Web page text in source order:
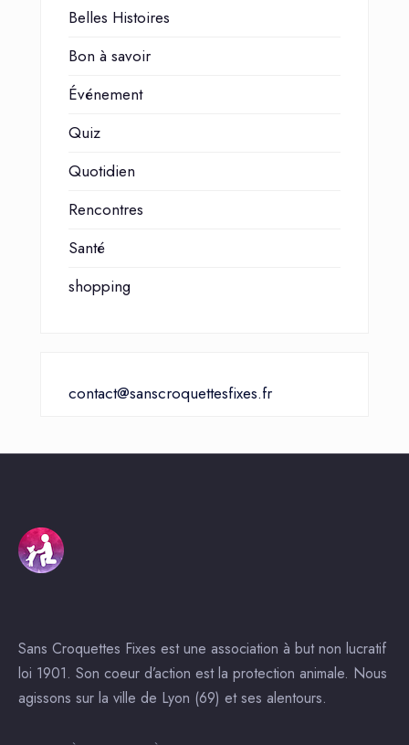
Belles Histoires
Bon à savoir
Événement
Quiz
Quotidien
Rencontres
Santé
shopping
contact@sanscroquettesfixes.fr
Sans Croquettes Fixes est une association à but non lucratif
loi 1901. Son coeur d’action est la protection animale. Nous
agissons sur la ville de Lyon (69) et ses alentours.